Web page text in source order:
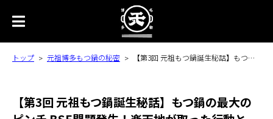
トップ 元祖博多もつ鍋の秘密 【第3回 元祖もつ鍋誕生秘話】もつ鍋の最大のピンチ BSE問題発生！楽天地が取った行動とは？
【第3回 元祖もつ鍋誕生秘話】もつ鍋の最大の